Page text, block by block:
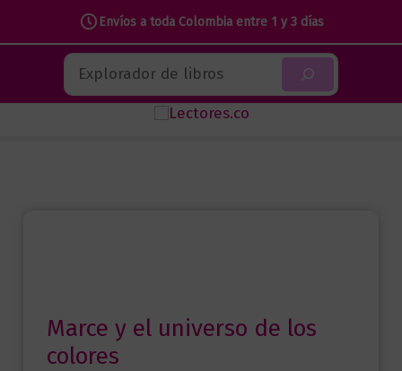
Envíos a toda Colombia entre 1 y 3 días
contenido
Buscar
Marce y el universo de los
colores